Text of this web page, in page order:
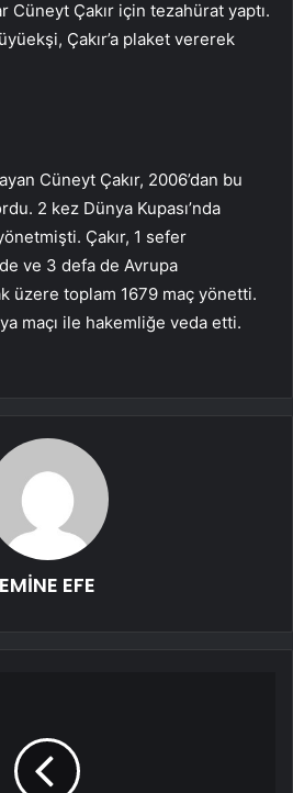
Cüneyt Çakır için tezahürat yaptı.
Çakır’a plaket vererek
Cüneyt Çakır, 2006’dan bu
2 kez Dünya Kupası’nda
Çakır, 1 sefer
ve 3 defa de Avrupa
üzere toplam 1679 maç yönetti.
maçı ile hakemliğe veda etti.
EMİNE EFE